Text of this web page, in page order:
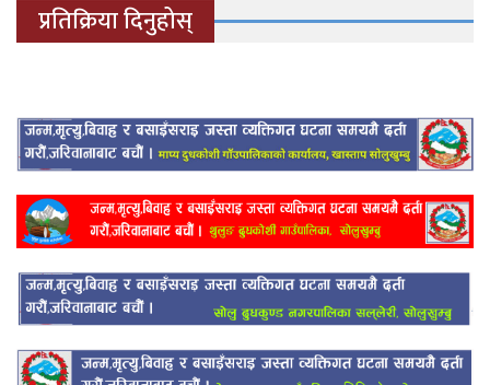
प्रतिक्रिया दिनुहोस्